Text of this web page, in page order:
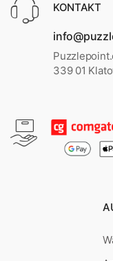
KONTAKT
339 01